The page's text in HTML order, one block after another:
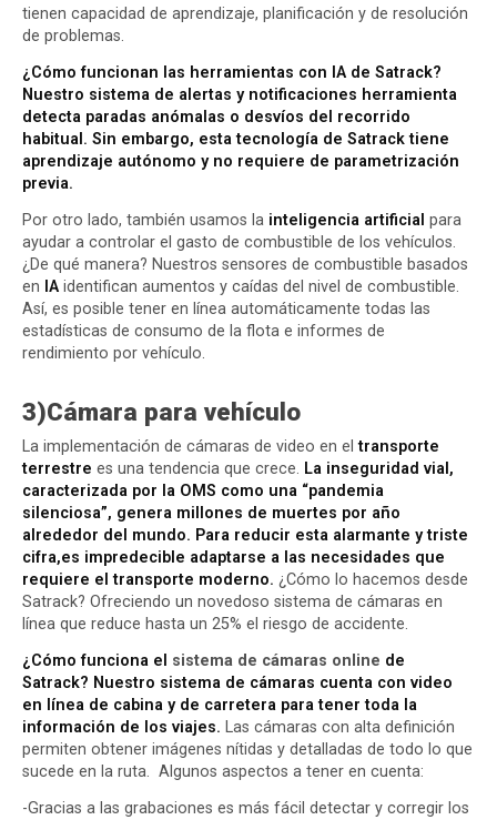
tienen capacidad de aprendizaje, planificación y de resolución
de problemas.
¿Cómo funcionan las herramientas con IA de Satrack?
Nuestro sistema de alertas y notificaciones herramienta
detecta paradas anómalas o desvíos del recorrido
habitual. Sin embargo, esta tecnología de Satrack tiene
aprendizaje autónomo y no requiere de parametrización
previa.
Por otro lado, también usamos la inteligencia artificial para
ayudar a controlar el gasto de combustible de los vehículos.
¿De qué manera? Nuestros sensores de combustible basados
en IA identifican aumentos y caídas del nivel de combustible.
Así, es posible tener en línea automáticamente todas las
estadísticas de consumo de la flota e informes de
rendimiento por vehículo.
3)Cámara para vehículo
La implementación de cámaras de video en eltransporte
terrestre es una tendencia que crece. La inseguridad vial,
caracterizada por la OMS como una “pandemia
silenciosa”, genera millones de muertes por año
alrededor del mundo. Para reducir esta alarmante y triste
cifra,es impredecible adaptarse a las necesidades que
requiere el transporte moderno. ¿Cómo lo hacemos desde
Satrack? Ofreciendo un novedoso sistema de cámaras en
línea que reduce hasta un 25% el riesgo de accidente.
¿Cómo funciona el sistema de cámaras online de
Satrack? Nuestro sistema de cámaras cuenta con video
en línea de cabina y de carretera para tener toda la
información de los viajes. Las cámaras con alta definición
permiten obtener imágenes nítidas y detalladas de todo lo que
sucede en la ruta. Algunos aspectos a tener en cuenta:
-Gracias a las grabaciones es más fácil detectar y corregir los